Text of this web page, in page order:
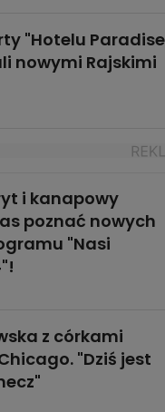
"Hotelu Paradise
nowymi Rajskimi
i kanapowy
poznać nowych
"Nasi
z córkami
"Dziś jest